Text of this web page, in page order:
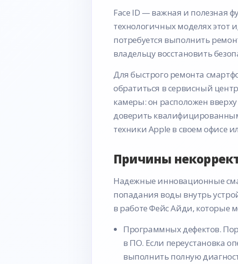
Face ID — важная и полезная
технологичных моделях этот
потребуется выполнить
владельцу восстановить
Для быстрого ремонта
обратиться в сервисный
камеры: он расположен
доверить
техники Аpple в своем офисе
Причины
Надежные инновационные
попадания воды внутрь
в работе Фейс Айди, которые
Программных дефектов.
в ПО. Если переустановка
выполнить полную